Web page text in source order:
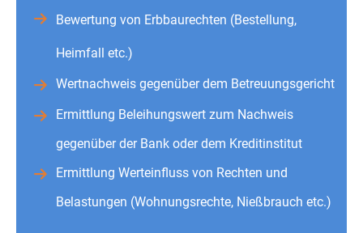
Bewertung von Erbbaurechten (Bestellung,
Heimfall etc.)
Wertnachweis gegenüber dem Betreuungsgericht
Ermittlung Beleihungswert zum Nachweis
gegenüber der Bank oder dem Kreditinstitut
Ermittlung Werteinfluss von Rechten und
Belastungen (Wohnungsrechte, Nießbrauch etc.)